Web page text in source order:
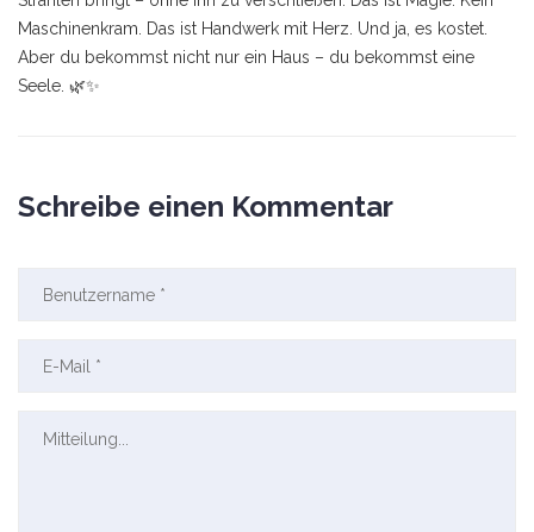
Maschinenkram. Das ist Handwerk mit Herz. Und ja, es kostet.
Aber du bekommst nicht nur ein Haus – du bekommst eine
Seele. 🌿✨
Schreibe einen Kommentar